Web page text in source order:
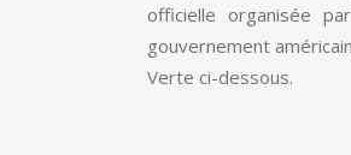
officielle organisée
gouvernement
Verte ci-dessous.